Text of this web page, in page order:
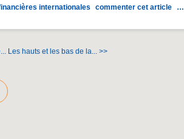
internationales commenter cet article …
Les hauts et les bas de la... >>